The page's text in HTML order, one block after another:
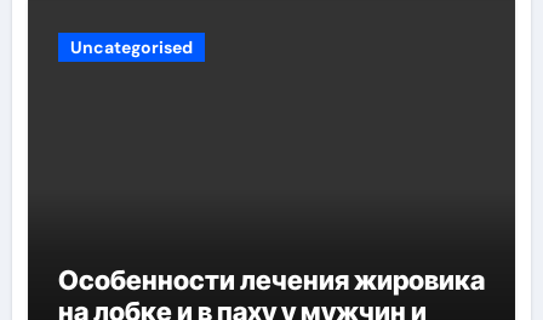
Uncategorised
Особенности лечения жировика
на лобке и в паху у мужчин и